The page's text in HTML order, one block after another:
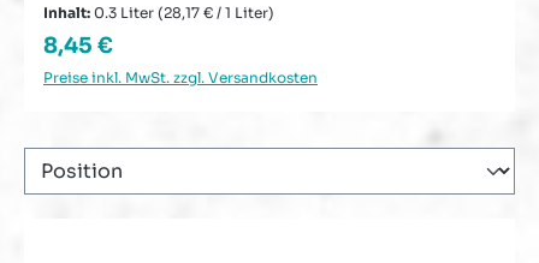
Inhalt: 0.3 Liter (28,17 € / 1 Liter)
Regulärer Preis:
8,45 €
Preise inkl. MwSt. zzgl. Versandkosten